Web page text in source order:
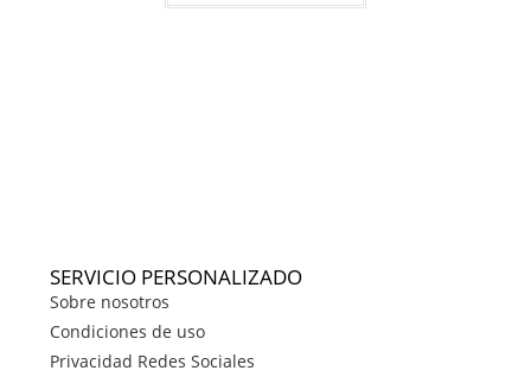
SERVICIO PERSONALIZADO
Sobre nosotros
Condiciones de uso
Privacidad Redes Sociales